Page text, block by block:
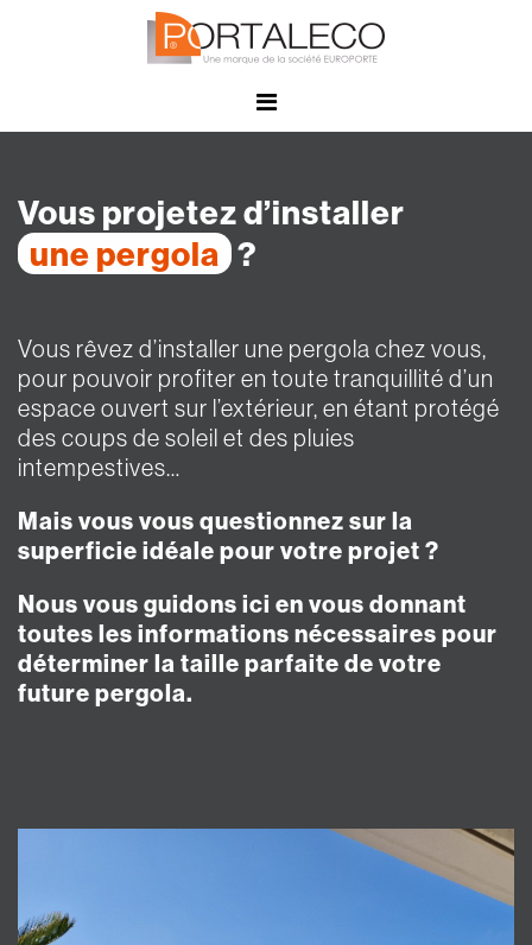
Vous projetez d’installer
une pergola ?
Vous rêvez d’installer une pergola chez vous,
pour pouvoir profiter en toute tranquillité d’un
espace ouvert sur l’extérieur, en étant protégé
des coups de soleil et des pluies
intempestives…
Mais vous vous questionnez sur la
superficie idéale pour votre projet ?
Nous vous guidons ici en vous donnant
toutes les informations nécessaires pour
déterminer la taille parfaite de votre
future pergola.
Panneau de gestion des cookies